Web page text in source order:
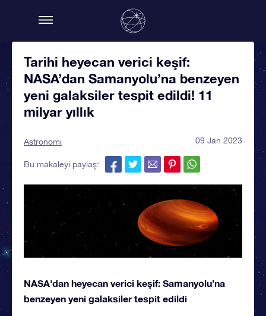
Tarihi heyecan verici keşif:
NASA’dan Samanyolu’na benzeyen
yeni galaksiler tespit edildi! 11
milyar yıllık
Astronomi 09 Jan 2023
Bu makaleyi paylaş:
NASA'dan heyecan verici keşif: Samanyolu’na
benzeyen yeni galaksiler tespit edildi